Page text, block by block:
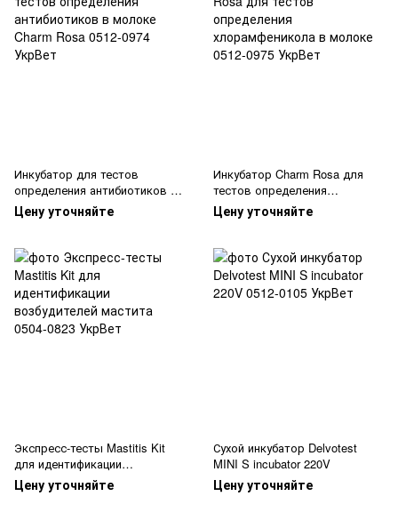
Инкубатор для тестов
определения антибиотиков в
молоке Charm Rosa
Цену уточняйте
Инкубатор Charm Rosa для
тестов определения
хлорамфеникола в молоке
Цену уточняйте
Экспресс-тесты Mastitis Kit
для идентификации
возбудителей мастита
Цену уточняйте
Сухой инкубатор Delvotest
MINI S incubator 220V
Цену уточняйте